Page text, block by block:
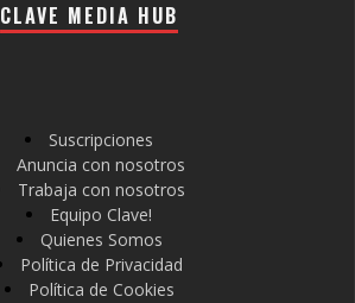
CLAVE MEDIA HUB
Suscripciones
Anuncia con nosotros
Trabaja con nosotros
Equipo Clave!
Quienes Somos
Política de Privacidad
Política de Cookies